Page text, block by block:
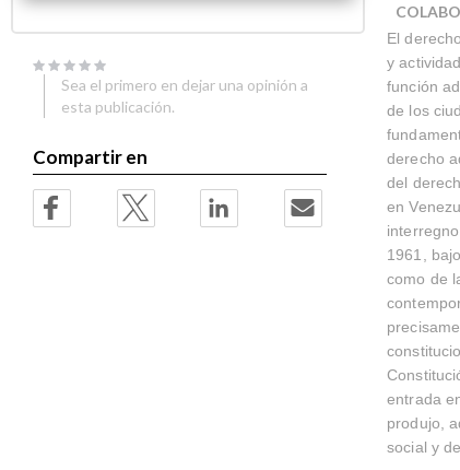
the
images
gallery
the
images
gallery
El
y
función
de los
derecho
del
en
1961,
como de
entrada
produjo,
social y
Sea el primero en dejar una opinión a
esta publicación.
Compartir en